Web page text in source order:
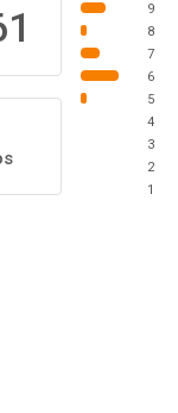
9
8
7
6
5
4
3
2
1